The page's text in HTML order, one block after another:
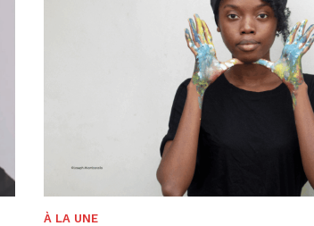
À LA UNE